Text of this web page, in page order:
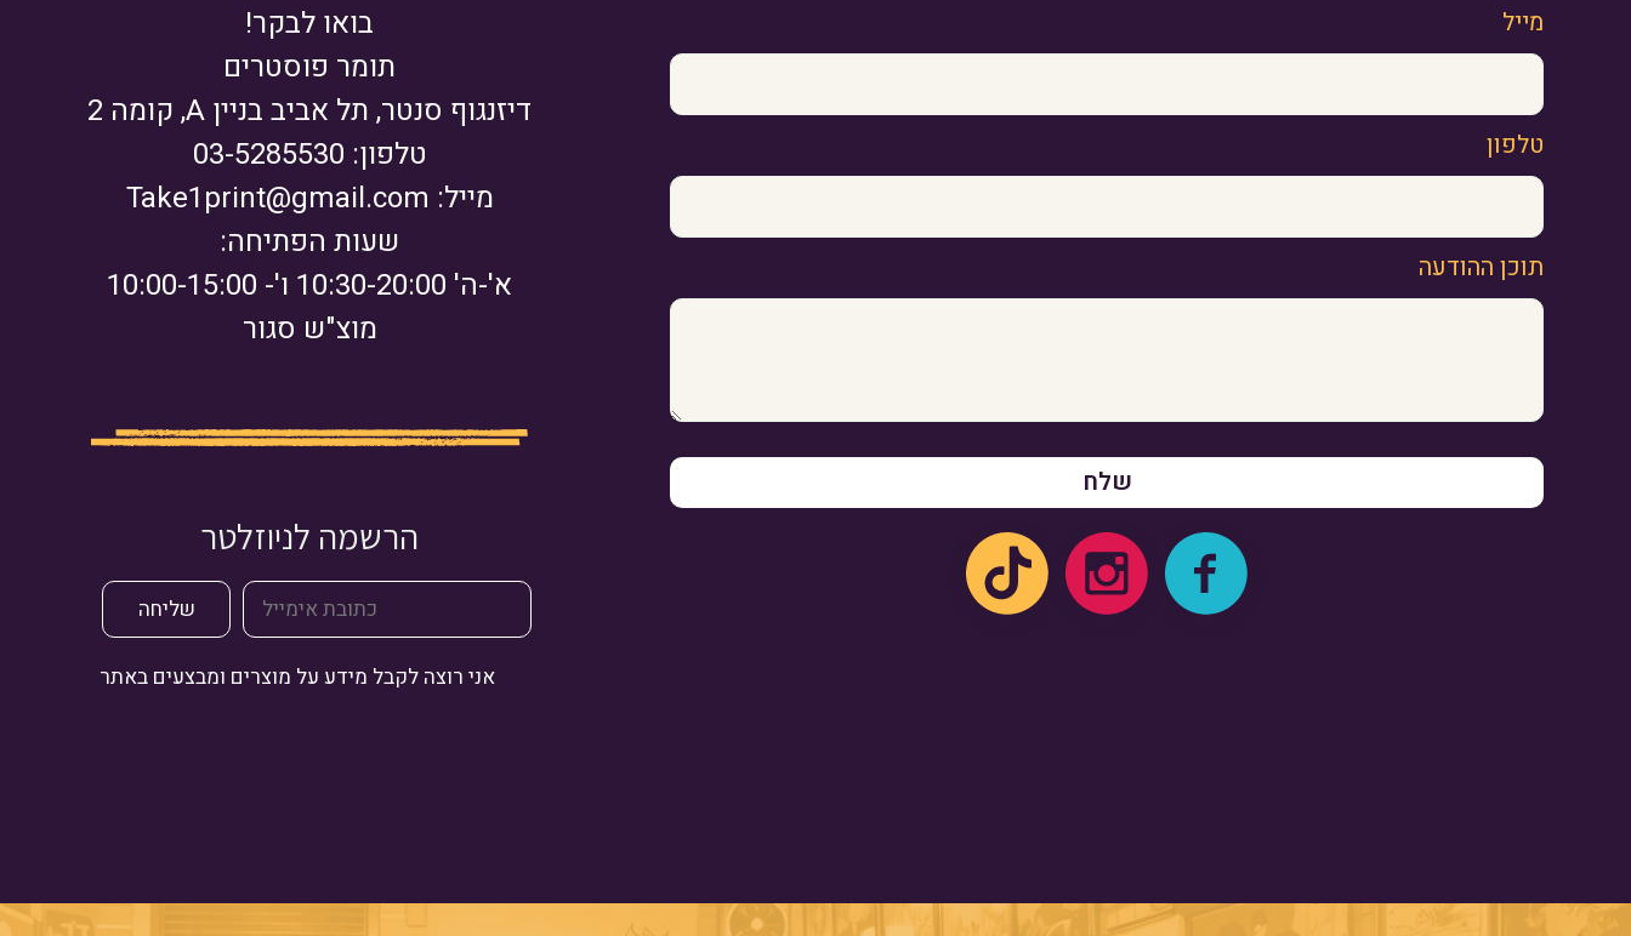
בואו לבקר!
תומר פוסטרים
דיזנגוף סנטר, תל אביב בניין A, קומה 2
טלפון: 03-5285530
מייל: Take1print@gmail.com
שעות הפתיחה:
א'-ה' 10:30-20:00 ו'- 10:00-15:00
מוצ"ש סגור
הרשמה לניוזלטר
אני רוצה לקבל מידע על מוצרים ומבצעים באתר
מייל
טלפון
תוכן ההודעה